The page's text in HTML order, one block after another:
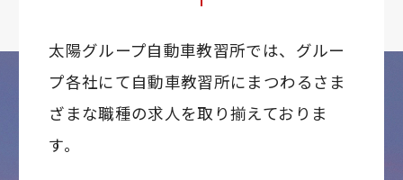
太陽グループ自動車教習所では、グルー
プ各社にて自動車教習所にまつわるさま
ざまな職種の求人を取り揃えておりま
す。